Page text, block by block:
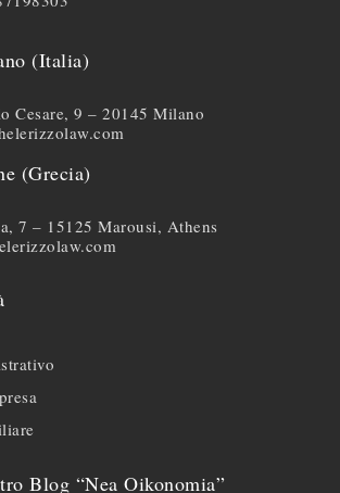
(Italia)
Cesare, 9 – 20145 Milano
(Grecia)
7 – 15125 Marousi, Athens
Blog “Nea Oikonomia”